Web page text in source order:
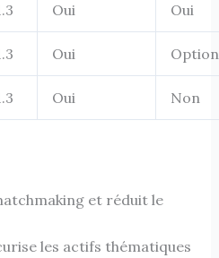
Oui Oui
Oui
Oui Non
et réduit le
les actifs thématiques